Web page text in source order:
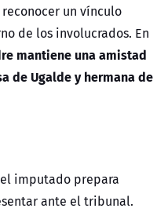
un vínculo
de los involucrados. En
mantiene una amistad
de Ugalde y hermana de
imputado prepara
ante el tribunal.